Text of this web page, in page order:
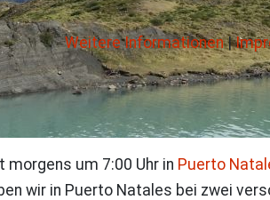
morgens um 7:00 Uhr in Puerto
wir in Puerto Natales bei zwei
Weitere Informationen|